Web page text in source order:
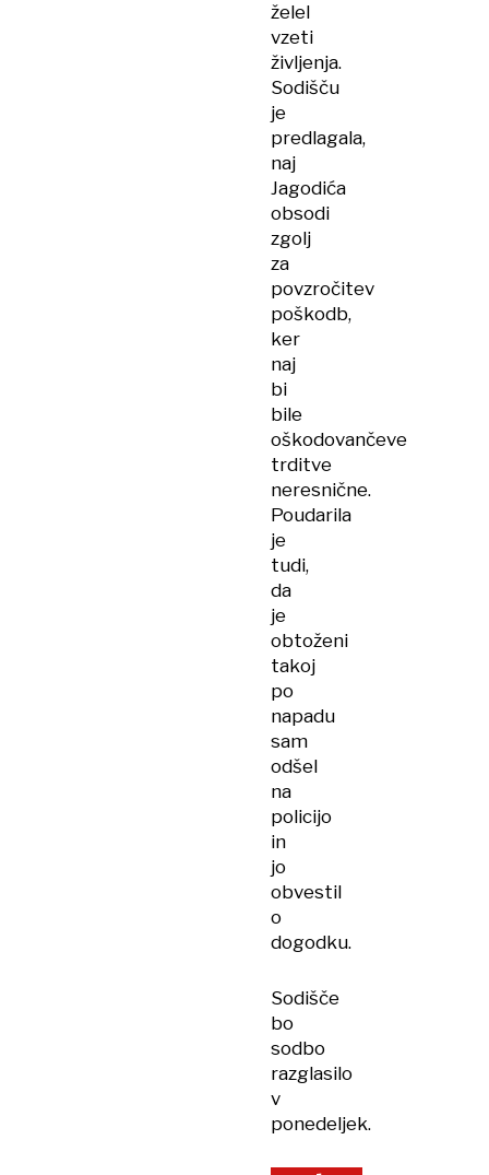
želel
vzeti
življenja.
Sodišču
je
predlagala,
naj
Jagodića
obsodi
zgolj
za
povzročitev
poškodb,
ker
naj
bi
bile
oškodovančeve
trditve
neresnične.
Poudarila
je
tudi,
da
je
obtoženi
takoj
po
napadu
sam
odšel
na
policijo
in
jo
obvestil
o
dogodku.
Sodišče
bo
sodbo
razglasilo
v
ponedeljek.